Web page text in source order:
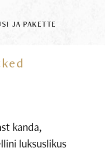
JA PAKETTE
kanda,
luksuslikus